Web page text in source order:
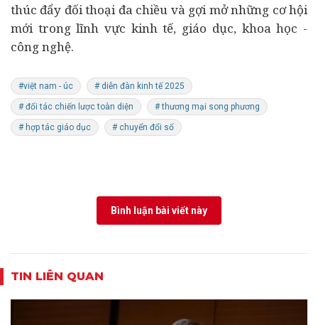
thúc đẩy đối thoại đa chiều và gợi mở những cơ hội
mới trong lĩnh vực kinh tế, giáo dục, khoa học -
công nghệ.
#việt nam - úc # diễn đàn kinh tế 2025
# đối tác chiến lược toàn diện # thương mại song phương
# hợp tác giáo dục # chuyển đổi số
Bình luận bài viết này
TIN LIÊN QUAN